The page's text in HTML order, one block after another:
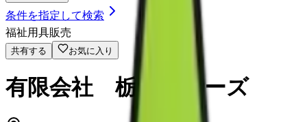
条件を指定して検索
福祉用具販売
共有する お気に入り
有限会社 栃木ケアーズ